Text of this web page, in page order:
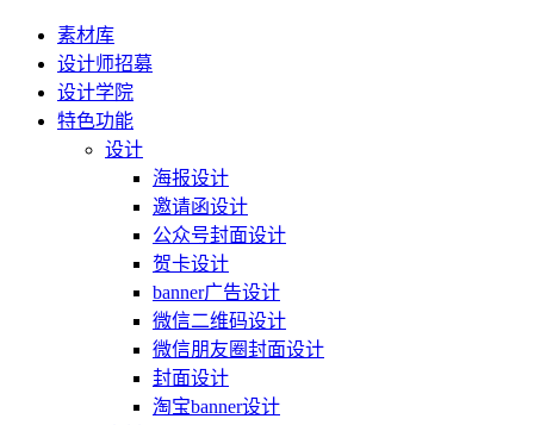
素材库
设计师招募
设计学院
特色功能
设计
海报设计
邀请函设计
公众号封面设计
贺卡设计
banner广告设计
微信二维码设计
微信朋友圈封面设计
封面设计
淘宝banner设计